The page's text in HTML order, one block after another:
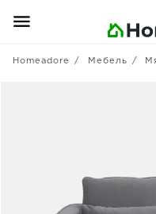
Homeadore Мебель